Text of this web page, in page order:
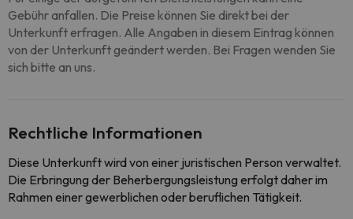
Gebühr anfallen. Die Preise können Sie direkt bei der
Unterkunft erfragen. Alle Angaben in diesem Eintrag können
von der Unterkunft geändert werden. Bei Fragen wenden Sie
sich bitte an uns.
Rechtliche Informationen
Diese Unterkunft wird von einer juristischen Person verwaltet.
Die Erbringung der Beherbergungsleistung erfolgt daher im
Rahmen einer gewerblichen oder beruflichen Tätigkeit.